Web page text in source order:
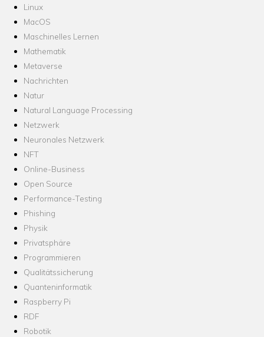
Linux
MacOS
Maschinelles Lernen
Mathematik
Metaverse
Nachrichten
Natur
Natural Language Processing
Netzwerk
Neuronales Netzwerk
NFT
Online-Business
Open Source
Performance-Testing
Phishing
Physik
Privatsphäre
Programmieren
Qualitätssicherung
Quanteninformatik
Raspberry Pi
RDF
Robotik